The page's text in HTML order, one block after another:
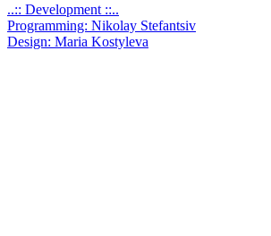
..:: Development ::..
Programming: Nikolay Stefantsiv
Design: Maria Kostyleva